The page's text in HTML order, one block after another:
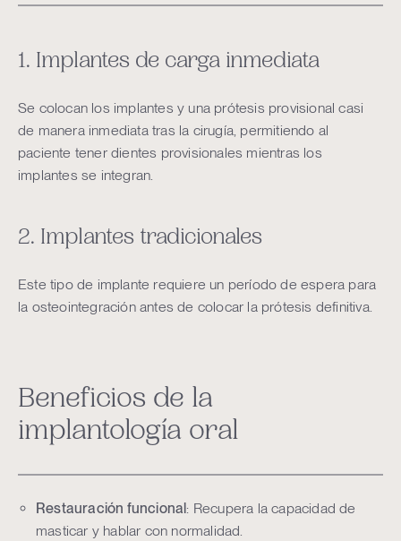
1. Implantes de carga inmediata
Se colocan los implantes y una prótesis provisional casi
de manera inmediata tras la cirugía, permitiendo al
paciente tener dientes provisionales mientras los
implantes se integran.
2. Implantes tradicionales
Este tipo de implante requiere un período de espera para
la osteointegración antes de colocar la prótesis definitiva.
Beneficios de la
implantología oral
Restauración funcional : Recupera la capacidad de
masticar y hablar con normalidad.